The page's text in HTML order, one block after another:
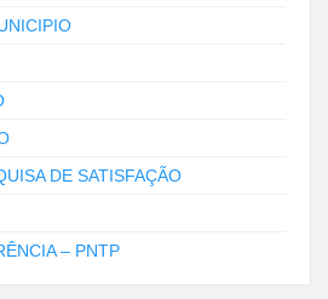
DE SATISFAÇÃO
– PNTP